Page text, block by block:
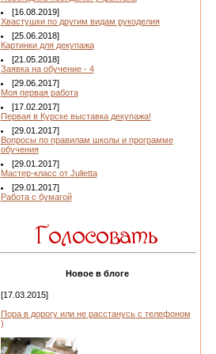
[16.08.2019]
Хвастушки по другим видам рукоделия
[25.06.2018]
Картинки для декупажа
[21.05.2018]
Заявка на обучение - 4
[29.06.2017]
Моя первая работа
[17.02.2017]
Первая в Курске выставка декупажа!
[29.01.2017]
Вопросы по правилам школы и программе
обучения
[29.01.2017]
Мастер-класс от Julietta
[29.01.2017]
Работа с бумагой
Новое в блоге
[17.03.2015]
Пора в дорогу или не расстанусь с телефоном
)